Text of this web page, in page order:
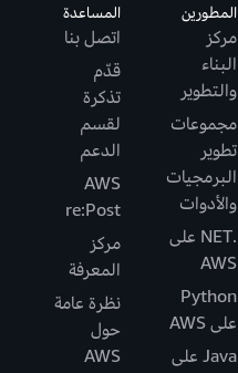
المطورين
مركز
البناء
والتطوير
مجموعات
تطوير
البرمجيات
والأدوات
.NET على
AWS
Python
على AWS
Java على
المساعدة
اتصل بنا
قدّم
تذكرة
لقسم
الدعم
AWS
re:Post
مركز
المعرفة
نظرة عامة
حول
AWS